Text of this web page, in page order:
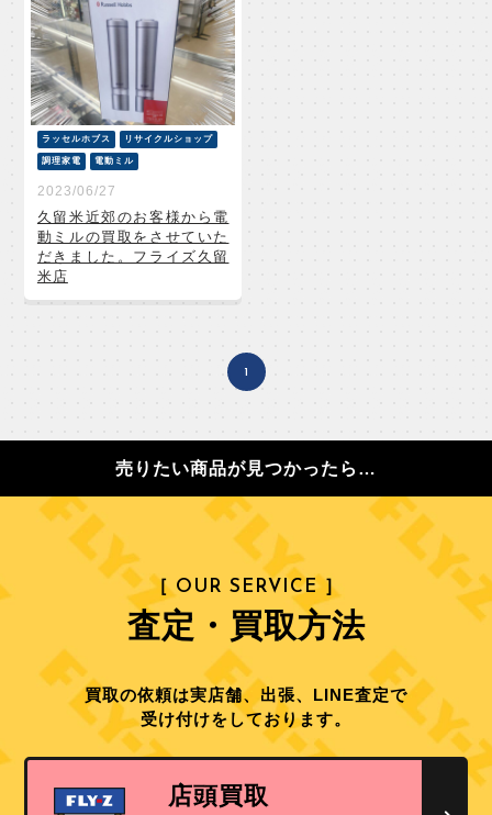
ラッセルホブス リサイクルショップ
調理家電 電動ミル
2023/06/27
久留米近郊のお客様から電
動ミルの買取をさせていた
だきました。フライズ久留
米店
1
売りたい商品が見つかったら…
［ OUR SERVICE ］
査定・買取方法
買取の依頼は実店舗、出張、LINE査定で
受け付けをしております。
店頭買取